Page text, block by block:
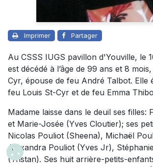
Imprimer Partager
Au CSSS IUGS pavillon d'Youville, le
est décédé à l’âge de 99 ans et 8
Cyr, épouse de feu André Talbot. Elle
feu Louis St-Cyr et de feu Emma
Madame laisse dans le deuil ses filles:
et Marie-Josée (Yves Cloutier); ses
Nicolas Pouliot (Sheena), Michaël
Alexandra Pouliot (Yves Jr),
(Tristan). Ses huit arrière-petits-